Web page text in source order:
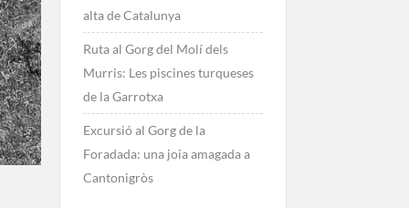
alta de Catalunya
Ruta al Gorg del Molí dels
Murris: Les piscines turqueses
de la Garrotxa
Excursió al Gorg de la
Foradada: una joia amagada a
Cantonigròs